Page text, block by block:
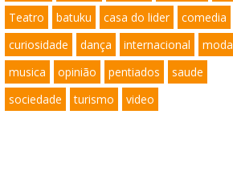
Teatro
batuku casa do lider
comedia
curiosidade
dança internacional
moda
musica
opinião pentiados
saude
sociedade
turismo video